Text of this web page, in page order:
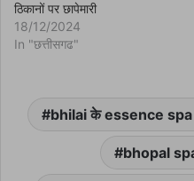
ठिकानों पर छापेमारी
18/12/2024
In "छत्तीसगढ"
bhilai के essence
bhopal